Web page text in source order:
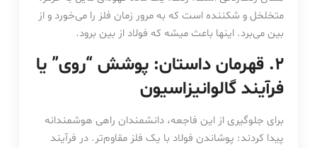
متخلخل و شکننده است که به مرور زمان فلز را می‌خورد و از
بین می‌برد. اینها باعث میشه که فولاد از بین برود.
۲. قهرمان داستان: پوشش “روی” یا
فرآیند گالوانیزاسیون
برای جلوگیری از این فاجعه، دانشمندان راهی هوشمندانه
پیدا کردند: پوشاندن فولاد با یک فلز مقاوم‌تر. در فرآیند